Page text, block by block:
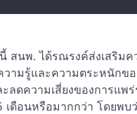
สนพ. ได้รณรงค์ส่งเสริม
วามรู้และความตระหนักข
ะลดความเสี่ยงของการแพ
เดือนหรือมากกว่า โดยพบ